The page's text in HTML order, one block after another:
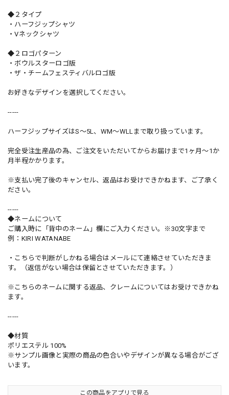
◆２タイプ
・ハーフジップシャツ
・Vネックシャツ
◆２ロゴパターン
・ボウルスターロゴ版
・ザ・チームフェスティバルロゴ版
お好きなデザインを選択してください。
-----
ハーフジップサイズはS〜5L、WM〜WLLまで取り扱っています。
完全受注生産品の為、ご注文をいただいてからお届けまで1ヶ月〜1か
月半程かかります。
※支払い完了後のキャンセル、返品はお受けできかねます、ご了承く
ださい。
-----
◆ネームについて
ご購入時に「背中のネーム」欄にご入力ください。※30文字まで
例：KIRI WATANABE
・こちらで判断がしかねる場合はメールにて連絡させていただきま
す。（返信がない場合は保留とさせていただきます。）
※こちらのネームに関する返品、クレームについてはお受けできかね
ます。
-----
◆材質
ポリエステル 100%
※サンプル画像と実際の商品の色合いやデザインが異なる場合がござ
います。
この商品をアプリで見る